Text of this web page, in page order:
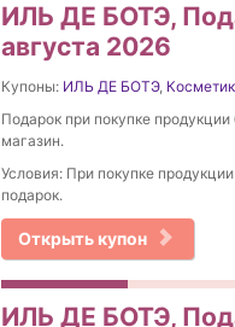
ИЛЬ ДЕ БОТЭ,
августа 2026
Купоны: ИЛЬ ДЕ БОТЭ,
Подарок при покупке
магазин.
Условия: При покупке
подарок.
Открыть купон
ИЛЬ ДЕ БОТЭ,